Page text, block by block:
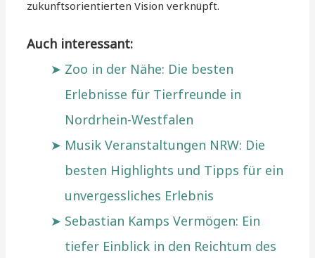
zukunftsorientierten Vision verknüpft.
Auch interessant:
Zoo in der Nähe: Die besten
Erlebnisse für Tierfreunde in
Nordrhein-Westfalen
Musik Veranstaltungen NRW: Die
besten Highlights und Tipps für ein
unvergessliches Erlebnis
Sebastian Kamps Vermögen: Ein
tiefer Einblick in den Reichtum des